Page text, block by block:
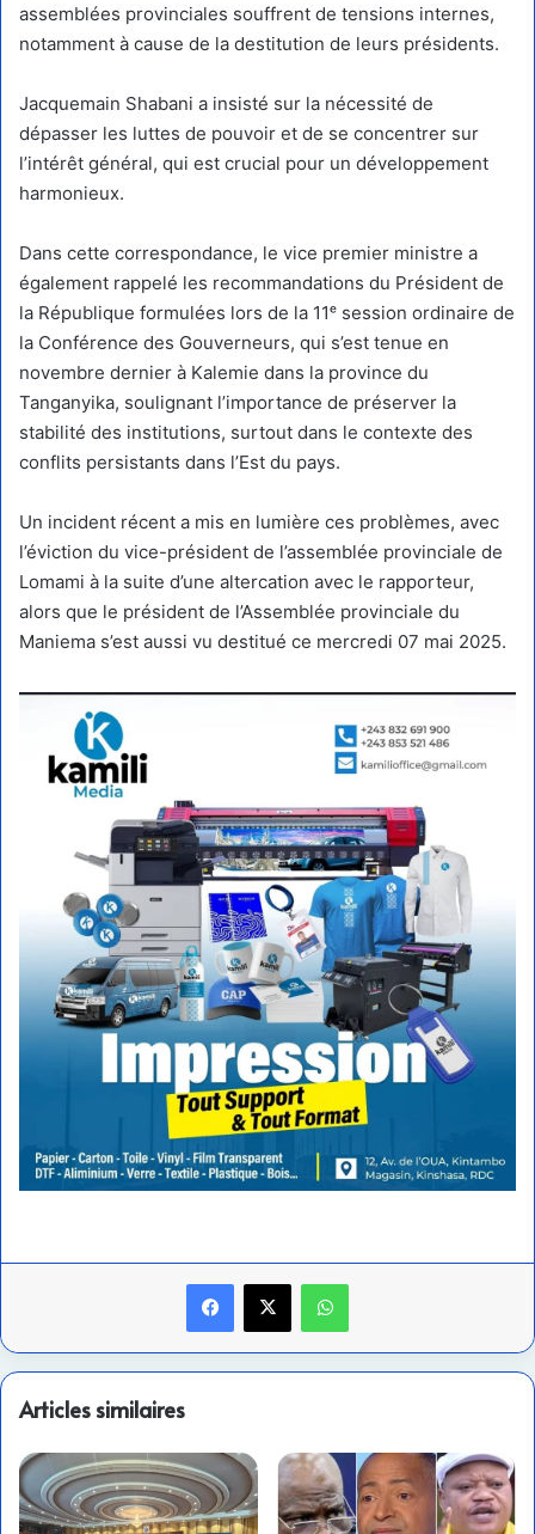
assemblées provinciales souffrent de tensions internes,
notamment à cause de la destitution de leurs présidents.
Jacquemain Shabani a insisté sur la nécessité de
dépasser les luttes de pouvoir et de se concentrer sur
l’intérêt général, qui est crucial pour un développement
harmonieux.
Dans cette correspondance, le vice premier ministre a
également rappelé les recommandations du Président de
la République formulées lors de la 11ᵉ session ordinaire de
la Conférence des Gouverneurs, qui s’est tenue en
novembre dernier à Kalemie dans la province du
Tanganyika, soulignant l’importance de préserver la
stabilité des institutions, surtout dans le contexte des
conflits persistants dans l’Est du pays.
Un incident récent a mis en lumière ces problèmes, avec
l’éviction du vice-président de l’assemblée provinciale de
Lomami à la suite d’une altercation avec le rapporteur,
alors que le président de l’Assemblée provinciale du
Maniema s’est aussi vu destitué ce mercredi 07 mai 2025.
Facebook
X WhatsApp
Articles similaires